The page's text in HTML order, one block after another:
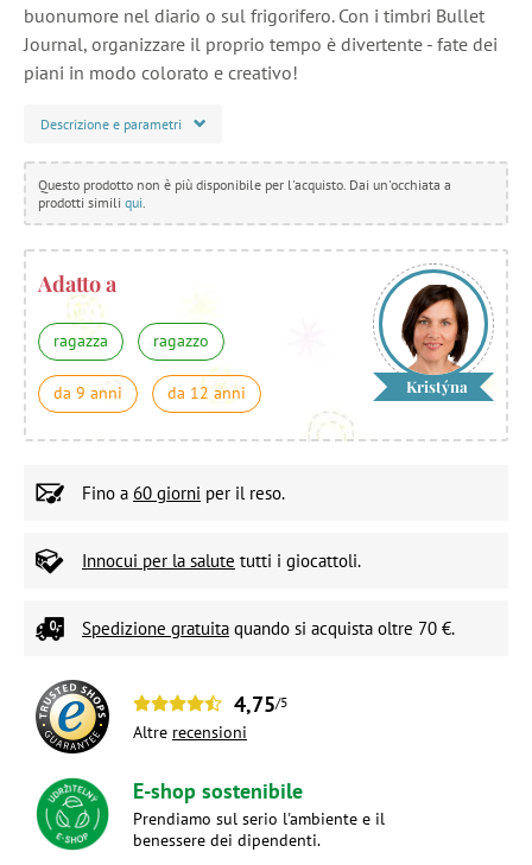
buonumore nel diario o sul frigorifero. Con i timbri Bullet
Journal, organizzare il proprio tempo è divertente - fate dei
piani in modo colorato e creativo!
Descrizione e parametri
Questo prodotto non è più disponibile per l'acquisto. Dai un'occhiata a
prodotti simili qui
Adatto a
ragazza ragazzo
da 9 anni da 12 anni Kristýna
Fino a 60 giorni per il reso.
Innocui per la salute tutti i giocattoli.
Spedizione gratuita quando si acquista oltre 70 €.
4,75/5
Altre recensioni
E-shop sostenibile
Prendiamo sul serio l'ambiente e il
benessere dei dipendenti.